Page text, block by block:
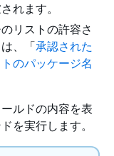
れます。
リストの許容さ
、「承認された
のパッケージ名
ルドの内容を表
を実行します。